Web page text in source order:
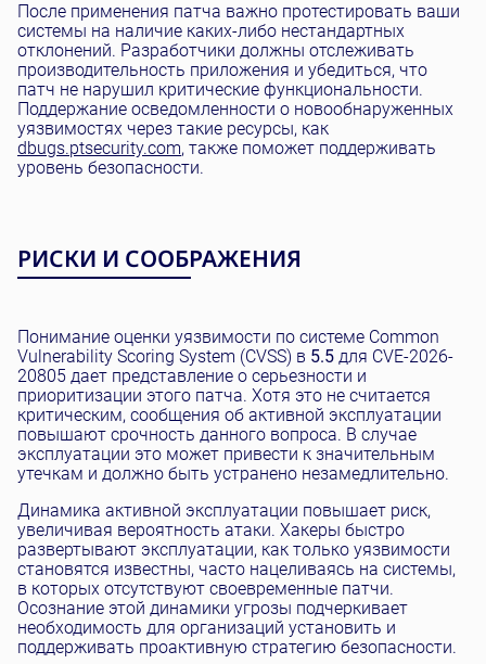
После применения патча важно протестировать ваши
системы на наличие каких-либо нестандартных
отклонений. Разработчики должны отслеживать
производительность приложения и убедиться, что
патч не нарушил критические функциональности.
Поддержание осведомленности о новообнаруженных
уязвимостях через такие ресурсы, как
dbugs.ptsecurity.com, также поможет поддерживать
уровень безопасности.
РИСКИ И СООБРАЖЕНИЯ
Понимание оценки уязвимости по системе Common
Vulnerability Scoring System (CVSS) в 5.5 для CVE-2026-
20805 дает представление о серьезности и
приоритизации этого патча. Хотя это не считается
критическим, сообщения об активной эксплуатации
повышают срочность данного вопроса. В случае
эксплуатации это может привести к значительным
утечкам и должно быть устранено незамедлительно.
Динамика активной эксплуатации повышает риск,
увеличивая вероятность атаки. Хакеры быстро
развертывают эксплуатации, как только уязвимости
становятся известны, часто нацеливаясь на системы,
в которых отсутствуют своевременные патчи.
Осознание этой динамики угрозы подчеркивает
необходимость для организаций установить и
поддерживать проактивную стратегию безопасности.